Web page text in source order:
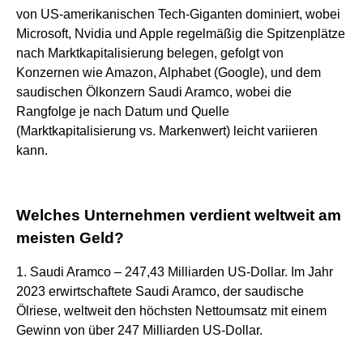
von US-amerikanischen Tech-Giganten dominiert, wobei
Microsoft, Nvidia und Apple regelmäßig die Spitzenplätze
nach Marktkapitalisierung belegen, gefolgt von
Konzernen wie Amazon, Alphabet (Google), und dem
saudischen Ölkonzern Saudi Aramco, wobei die
Rangfolge je nach Datum und Quelle
(Marktkapitalisierung vs. Markenwert) leicht variieren
kann.
Welches Unternehmen verdient weltweit am
meisten Geld?
1. Saudi Aramco – 247,43 Milliarden US-Dollar. Im Jahr
2023 erwirtschaftete Saudi Aramco, der saudische
Ölriese, weltweit den höchsten Nettoumsatz mit einem
Gewinn von über 247 Milliarden US-Dollar.